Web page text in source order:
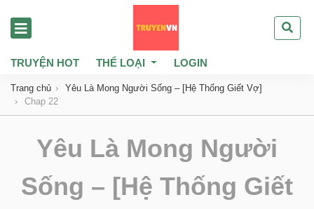
TRUYỆN HOT THỂ LOẠI LOGIN
Trang chủ
Yêu Là Mong Người Sống – [Hệ Thống Giết Vợ]
Chap 22
Yêu Là Mong Người
Sống – [Hệ Thống Giết